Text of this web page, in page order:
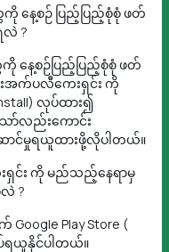
နေ့စဉ် ပြည့်ပြည့်စုံစုံ ဖတ်
လဲ ?
နေ့စဉ်ပြည့်ပြည့်စုံစုံ ဖတ်
အက်ပလီကေးရှင်း ကို
လုပ်ထား၍‌
ော်လည်းကောင်း
ဆောင်မှုရယူထားဖို့လိုပါတယ်။
င်း ကို မည်သည့်နေရာမှ
?
Play Store (
ပ်ရယူနိုင်ပါတယ်။